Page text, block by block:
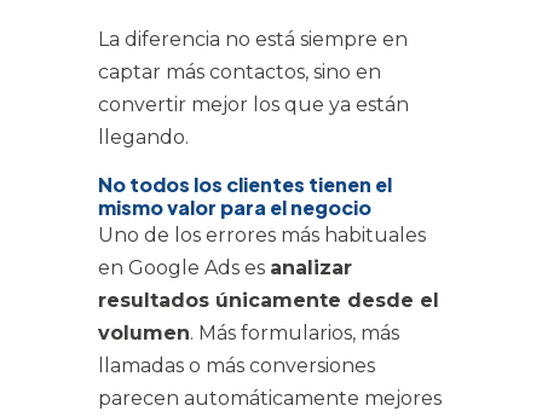
La diferencia no está siempre en
captar más contactos, sino en
convertir mejor los que ya están
llegando.
No todos los clientes tienen el
mismo valor para el negocio
Uno de los errores más habituales
en Google Ads es analizar
resultados únicamente desde el
volumen. Más formularios, más
llamadas o más conversiones
parecen automáticamente mejores